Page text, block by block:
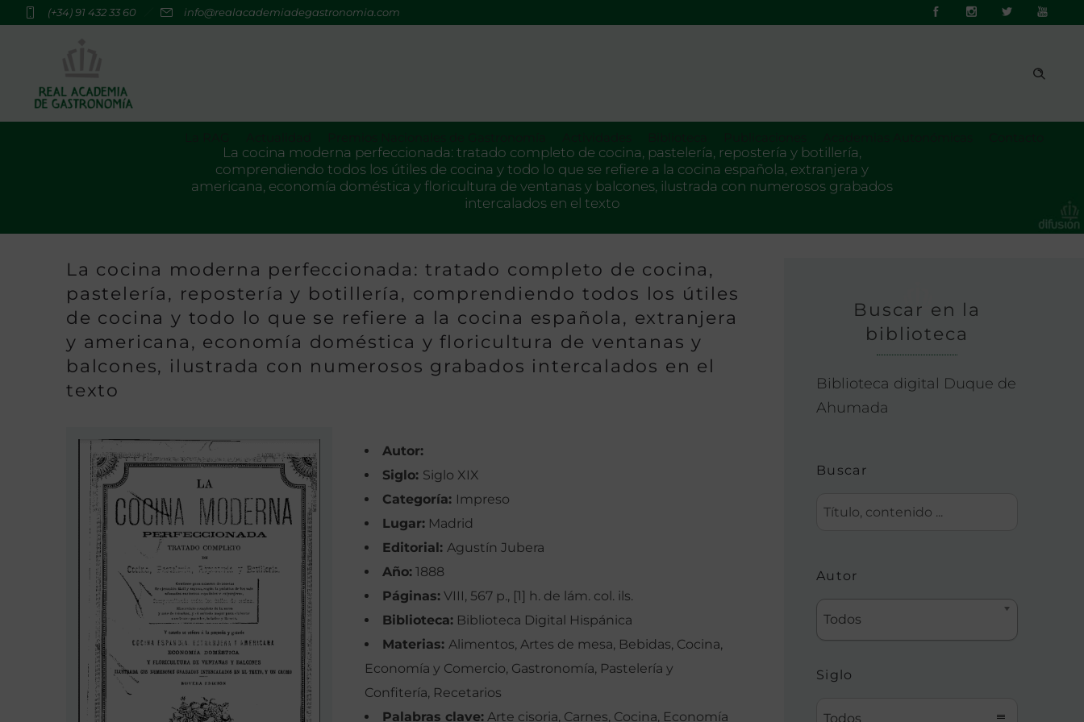
(+34) 91 432 33 60 info@realacademiadegastronomia.com
La cocina moderna perfeccionada: tratado completo de cocina, pastelería, repostería y botillería,
comprendiendo todos los útiles de cocina y todo lo que se refiere a la cocina española, extranjera y
americana, economía doméstica y floricultura de ventanas y balcones, ilustrada con numerosos grabados
intercalados en el texto
La cocina moderna perfeccionada: tratado completo de cocina,
pastelería, repostería y botillería, comprendiendo todos los útiles
de cocina y todo lo que se refiere a la cocina española, extranjera
y americana, economía doméstica y floricultura de ventanas y
balcones, ilustrada con numerosos grabados intercalados en el
texto
Autor:
Siglo: Siglo XIX
Categoría: Impreso
Lugar: Madrid
Editorial: Agustín Jubera
Año: 1888
Páginas: VIII, 567 p., [1] h. de lám. col. ils.
Biblioteca: Biblioteca Digital Hispánica
Materias: Alimentos, Artes de mesa, Bebidas, Cocina,
Economía y Comercio, Gastronomía, Pastelería y
Confitería, Recetarios
Palabras clave: Arte cisoria, Carnes, Cocina, Economía
Buscar en la
biblioteca
Biblioteca digital Duque de
Ahumada
Buscar
Autor
Todos
Siglo
Todos